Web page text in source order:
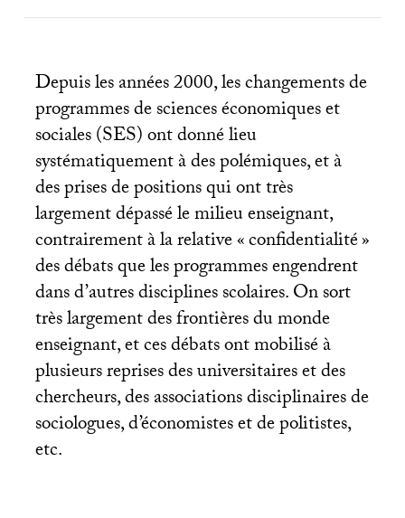
Depuis les années 2000, les changements de
programmes de sciences économiques et
sociales (SES) ont donné lieu
systématiquement à des polémiques, et à
des prises de positions qui ont très
largement dépassé le milieu enseignant,
contrairement à la relative «confidentialité»
des débats que les programmes engendrent
dans d’autres disciplines scolaires. On sort
très largement des frontières du monde
enseignant, et ces débats ont mobilisé à
plusieurs reprises des universitaires et des
chercheurs, des associations disciplinaires de
sociologues, d’économistes et de politistes,
etc.